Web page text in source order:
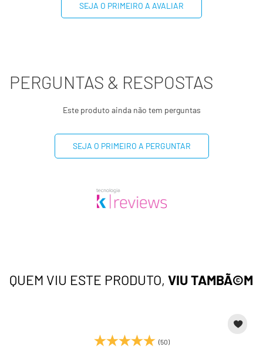
(*) Valores diários com base em uma dieta de 2000 kcal
ou 8400 kj. Seus valores podem maiores ou menores
SEJA O PRIMEIRO A AVALIAR
PERGUNTAS & RESPOSTAS
Este produto ainda não tem perguntas
SEJA O PRIMEIRO A PERGUNTAR
QUEM VIU ESTE PRODUTO, VIU TAMBÃ©M
(50)